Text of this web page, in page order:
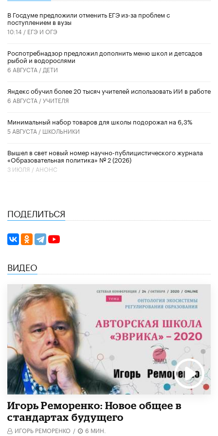
В Госдуме предложили отменить ЕГЭ из-за проблем с
поступлением в вузы
10:14 / ЕГЭ И ОГЭ
Роспотребнадзор предложил дополнить меню школ и детсадов
рыбой и водорослями
6 АВГУСТА / ДЕТИ
​Яндекс обучил более 20 тысяч учителей использовать ИИ в работе
6 АВГУСТА /УЧИТЕЛЯ
Минимальный набор товаров для школы подорожал на 6,3%
5 АВГУСТА / ШКОЛЬНИКИ
Вышел в свет новый номер научно-публицистического журнала
«Образовательная политика» № 2 (2026)
3 ИЮЛЯ / АНОНС
ПОДЕЛИТЬСЯ
ВИДЕО
Игорь Реморенко: Новое общее в
стандартах будущего
ИГОРЬ РЕМОРЕНКО / 6 МИН.